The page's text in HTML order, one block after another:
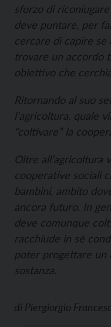
sforzo di
deve puntare, per
cercare di capire
trovare un accordo
obiettivo che
Ritornando al suo
l’agricoltura, quale
“coltivare” la
Oltre all’agricoltura
cooperative sociali
bambini, ambito
ancora futuro. In
deve comunque
racchiude in sé
poter progettare un
sostanza.
di Piergiorgio